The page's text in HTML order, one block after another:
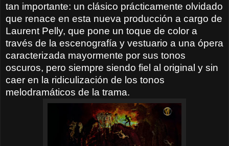
tan importante: un clásico prácticamente olvidado
que renace en esta nueva producción a cargo de
Laurent Pelly, que pone un toque de color a
través de la escenografía y vestuario a una ópera
caracterizada mayormente por sus tonos
oscuros, pero siempre siendo fiel al original y sin
caer en la ridiculización de los tonos
melodramáticos de la trama.